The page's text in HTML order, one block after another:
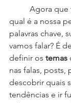
qual é a nossa
palavras chave,
vamos falar? É
definir os temas
nas falas, posts,
descobrir quais
tendências e ir